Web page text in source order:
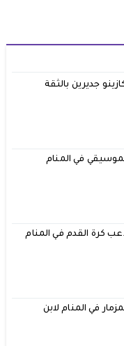
جديرين بالثقة
في المنام
كرة القدم في المنام
في المنام لابن